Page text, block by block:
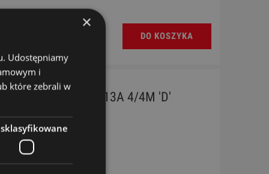
DO KOSZYKA
- D'addario DZ313A 4/4M 'D'
×
Udostępniamy
i
które zebrali w